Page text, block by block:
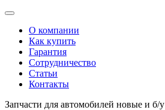
О компании
Как купить
Гарантия
Сотрудничество
Статьи
Контакты
Запчасти для автомобилей новые и б/у